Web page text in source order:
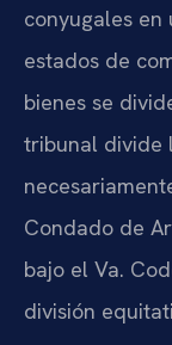
conyugales en
estados de
bienes se
tribunal divide
Condado de
bajo el Va.
división